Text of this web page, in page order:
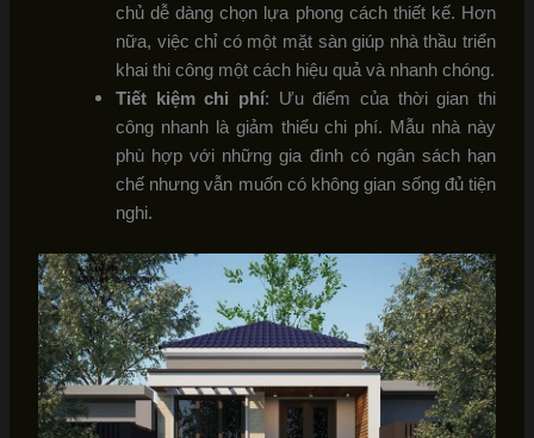
chủ dễ dàng chọn lựa phong cách thiết kế. Hơn
nữa, việc chỉ có một mặt sàn giúp nhà thầu triển
khai thi công một cách hiệu quả và nhanh chóng.
Tiết kiệm chi phí: Ưu điểm của thời gian thi
công nhanh là giảm thiểu chi phí. Mẫu nhà này
phù hợp với những gia đình có ngân sách hạn
chế nhưng vẫn muốn có không gian sống đủ tiện
nghi.